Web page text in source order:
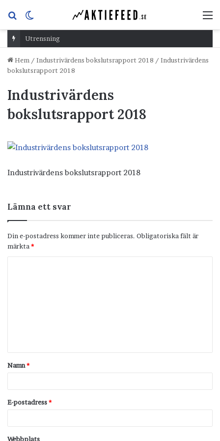
Sök
efterskin
Utrensning
Hem / Industrivärdens bokslutsrapport 2018 / Industrivärdens
bokslutsrapport 2018
Industrivärdens
bokslutsrapport 2018
Industrivärdens bokslutsrapport 2018
Lämna ett svar
Din e-postadress kommer inte publiceras. Obligatoriska fält är
märkta *
t
a
Namn*
E-postadress*
Webbplats